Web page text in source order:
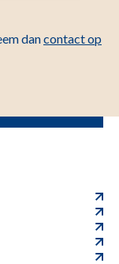
dancontact op